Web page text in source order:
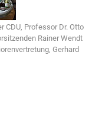
CDU, Professor Dr. Otto
Rainer Wendt
Gerhard